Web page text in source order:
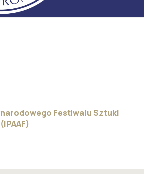
Festiwalu Sztuki